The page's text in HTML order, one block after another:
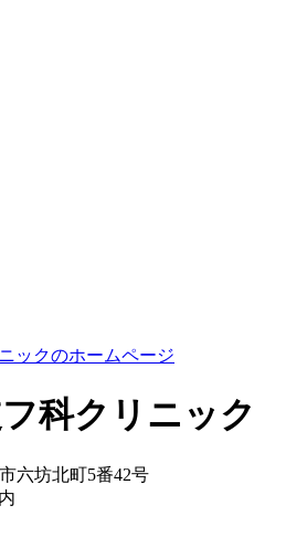
科クリニック
六坊北町5番42号